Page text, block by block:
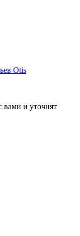
Otis
вами и уточнят